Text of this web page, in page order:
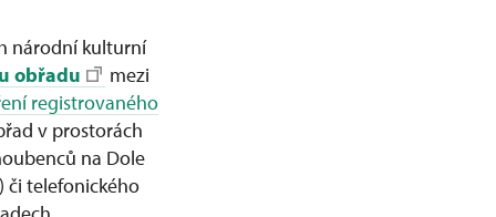
národní kulturní
obřadu
mezi
registrovaného
v prostorách
na Dole
) či telefonického